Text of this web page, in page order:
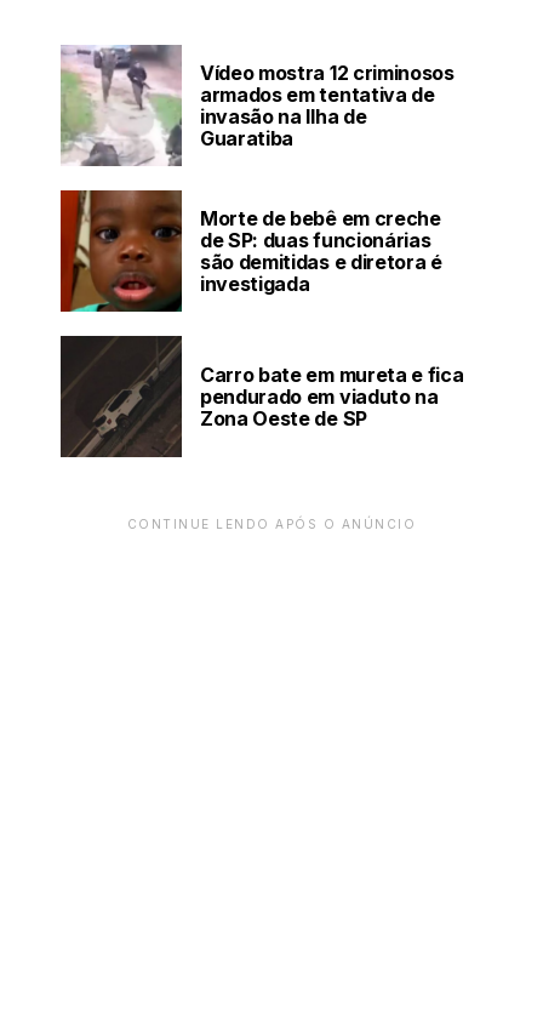
Vídeo mostra 12 criminosos
armados em tentativa de
invasão na Ilha de
Guaratiba
Morte de bebê em creche
de SP: duas funcionárias
são demitidas e diretora é
investigada
Carro bate em mureta e fica
pendurado em viaduto na
Zona Oeste de SP
CONTINUE LENDO APÓS O ANÚNCIO